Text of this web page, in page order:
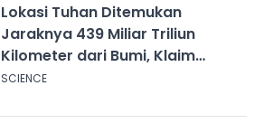
Lokasi Tuhan Ditemukan
Jaraknya 439 Miliar Triliun
Kilometer dari Bumi, Klaim
Ilmuwan Harvard
SCIENCE